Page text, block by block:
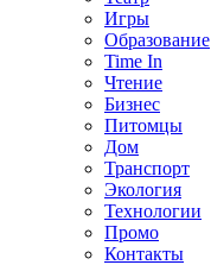
Игры
Образование
Time In
Чтение
Бизнес
Питомцы
Дом
Транспорт
Экология
Технологии
Промо
Контакты